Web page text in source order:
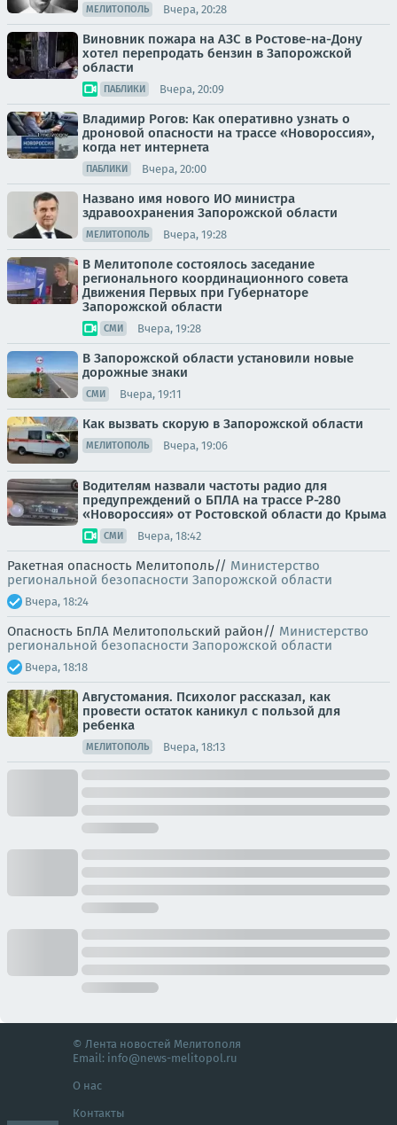
МЕЛИТОПОЛЬ Вчера, 20:28
Виновник пожара на АЗС в Ростове-на-Дону
хотел перепродать бензин в Запорожской
области
ПАБЛИКИ Вчера, 20:09
Владимир Рогов: Как оперативно узнать о
дроновой опасности на трассе «Новороссия»,
когда нет интернета
ПАБЛИКИ Вчера, 20:00
Названо имя нового ИО министра
здравоохранения Запорожской области
МЕЛИТОПОЛЬ Вчера, 19:28
В Мелитополе состоялось заседание
регионального координационного совета
Движения Первых при Губернаторе
Запорожской области
СМИ Вчера, 19:28
В Запорожской области установили новые
дорожные знаки
СМИ Вчера, 19:11
Как вызвать скорую в Запорожской области
МЕЛИТОПОЛЬ Вчера, 19:06
Водителям назвали частоты радио для
предупреждений о БПЛА на трассе Р-280
«Новороссия» от Ростовской области до Крыма
СМИ Вчера, 18:42
Ракетная опасность Мелитополь// Министерство
региональной безопасности Запорожской области
Вчера, 18:24
Опасность БпЛА Мелитопольский район// Министерство
региональной безопасности Запорожской области
Вчера, 18:18
Августомания. Психолог рассказал, как
провести остаток каникул с пользой для
ребенка
МЕЛИТОПОЛЬ Вчера, 18:13
© Лента новостей Мелитополя
Email: info@news-melitopol.ru
О нас
Контакты